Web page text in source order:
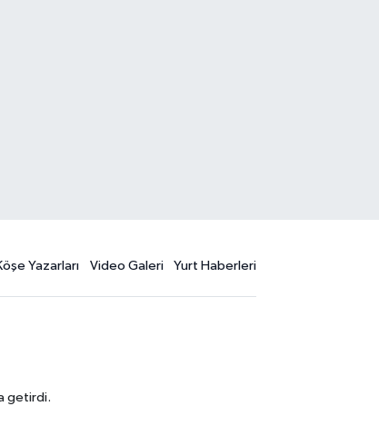
Yazarları Video Galeri Yurt Haberleri
getirdi.